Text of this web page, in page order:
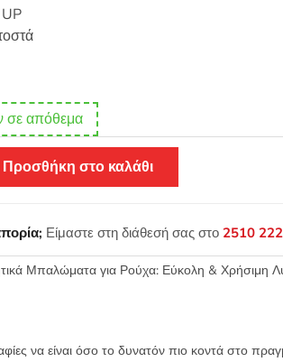
σε απόθεμα
Προσθήκη στο καλάθι
Είμαστε στη διάθεσή σας στο 2510
Μπαλώματα για Ρούχα: Εύκολη & Χρήσιμη
να είναι όσο το δυνατόν πιο κοντά στο